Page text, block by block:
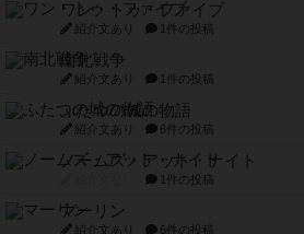
ワン・トゥ・ファイブ
紹介文あり 1件の投稿
南北戦争
紹介文あり 1件の投稿
ふたつの城の物語
紹介文あり 6件の投稿
ノームズ・アット・ナイト
1件の投稿
マーリン
紹介文あり 6件の投稿